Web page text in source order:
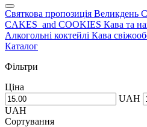
Святкова пропозиція Великдень
CAKES and COOKIES Кава та
Алкогольні коктейлі Кава
Каталог
Фільтри
Ціна
UAH
UAH
Сортування